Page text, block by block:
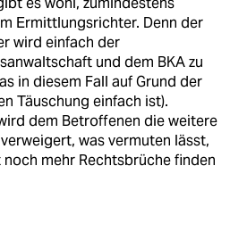
Ermittlungsrichter. Denn der
wird einfach der
und dem BKA zu
in diesem Fall auf Grund der
Täuschung einfach ist).
dem Betroffenen die weitere
was vermuten lässt,
mehr Rechtsbrüche finden